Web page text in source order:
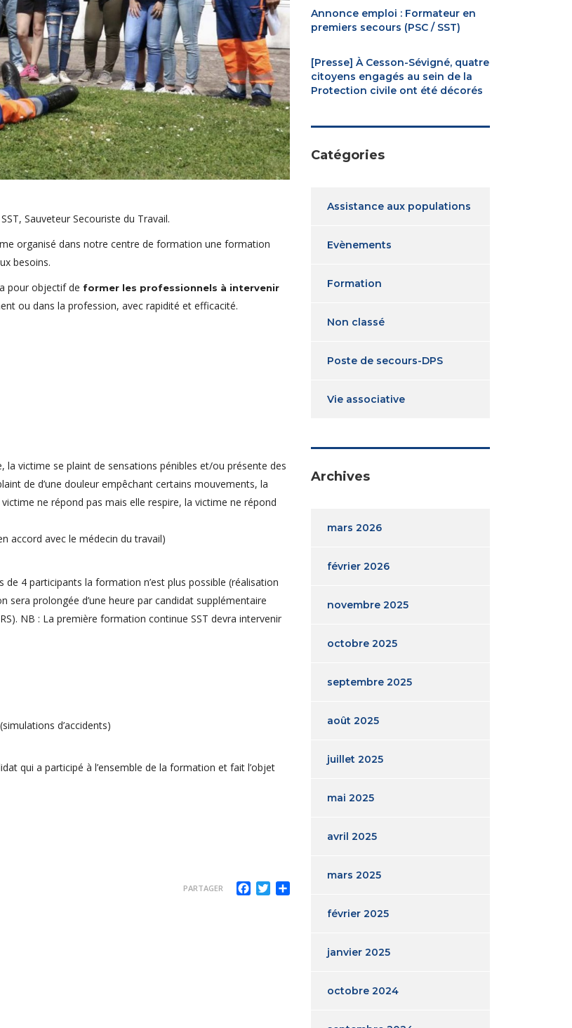
Sauveteur Secouriste du Travail.
organisé dans notre centre de formation une formation
besoins.
a pour objectif de former les professionnels à intervenir
ou dans la profession, avec rapidité et efficacité.
la victime se plaint de sensations pénibles et/ou présente des
de d’une douleur empêchant certains mouvements, la
ne répond pas mais elle respire, la victime ne répond
accord avec le médecin du travail)
4 participants la formation n’est plus possible (réalisation
sera prolongée d’une heure par candidat supplémentaire
NB : La première formation continue SST devra intervenir
d’accidents)
qui a participé à l’ensemble de la formation et fait l’objet
PARTAGER Facebook
Twitter
Annonce emploi : Formateur en
premiers secours (PSC / SST)
[Presse] À Cesson-Sévigné, quatre
citoyens engagés au sein de la
Protection civile ont été décorés
Catégories
Assistance aux populations
Evènements
Formation
Non classé
Poste de secours-DPS
Vie associative
Archives
mars 2026
février 2026
novembre 2025
octobre 2025
septembre 2025
août 2025
juillet 2025
mai 2025
avril 2025
mars 2025
février 2025
janvier 2025
octobre 2024